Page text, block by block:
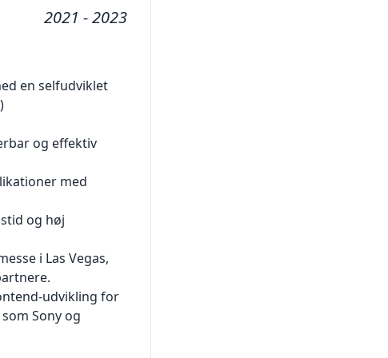
2021 - 2023
en selfudviklet
og effektiv
med
og høj
i Las Vegas,
udvikling for
Sony og